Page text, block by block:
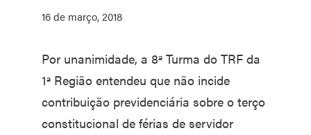
16 de março, 2018
Por unanimidade, a 8ª Turma do TRF da
1ª Região entendeu que não incide
contribuição previdenciária sobre o terço
constitucional de férias de servidor